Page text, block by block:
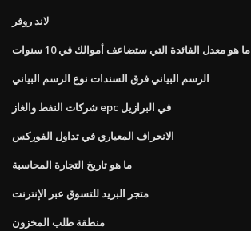
لاند روفر
ما هو معدل الفائدة التي ستضاعف أموالك في 10 سنوات
الرسم البياني فرق السندات نوع الرسم البياني
شركات النفط والغاز epc في البرازيل
الانحراف المعياري في تداول الفوركس
ما هو تاريخ التجارة المحاسبة
متجر البريد للتسوق عبر الإنترنت
منطقة طلب المخزون